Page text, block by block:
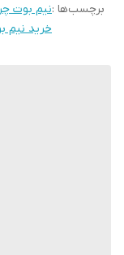
برچسب‌ها :نیم بوت
خرید نیم